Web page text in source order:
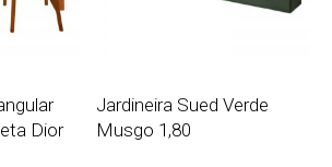
Dior
Jardineira Sued Verde
Musgo 1,80